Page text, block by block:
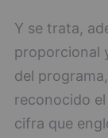
Y se trata,
proporcional
del
reconocido
cifra que